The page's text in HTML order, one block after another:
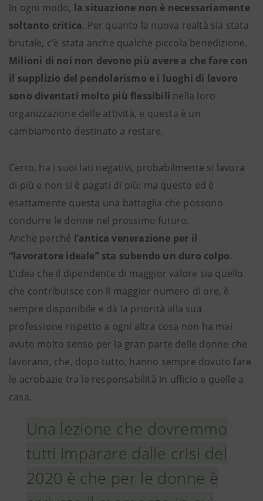
In ogni modo, la situazione non è necessariamente
soltanto critica. Per quanto la nuova realtà sia stata
brutale, c’è stata anche qualche piccola benedizione.
Milioni di noi non devono più avere a che fare con
il supplizio del pendolarismo e i luoghi di lavoro
sono diventati molto più flessibili nella loro
organizzazione delle attività, e questa è un
cambiamento destinato a restare.
Certo, ha i suoi lati negativi, probabilmente si lavora
di più e non si è pagati di più: ma questo ed è
esattamente questa una battaglia che possono
condurre le donne nel prossimo futuro.
Anche perché l’antica venerazione per il
“lavoratore ideale” sta subendo un duro colpo.
L’idea che il dipendente di maggior valore sia quello
che contribuisce con il maggior numero di ore, è
sempre disponibile e dà la priorità alla sua
professione rispetto a ogni altra cosa non ha mai
avuto molto senso per la gran parte delle donne che
lavorano, che, dopo tutto, hanno sempre dovuto fare
le acrobazie tra le responsabilità in ufficio e quelle a
casa.
Una lezione che dovremmo
tutti imparare dalle crisi del
2020 è che per le donne è